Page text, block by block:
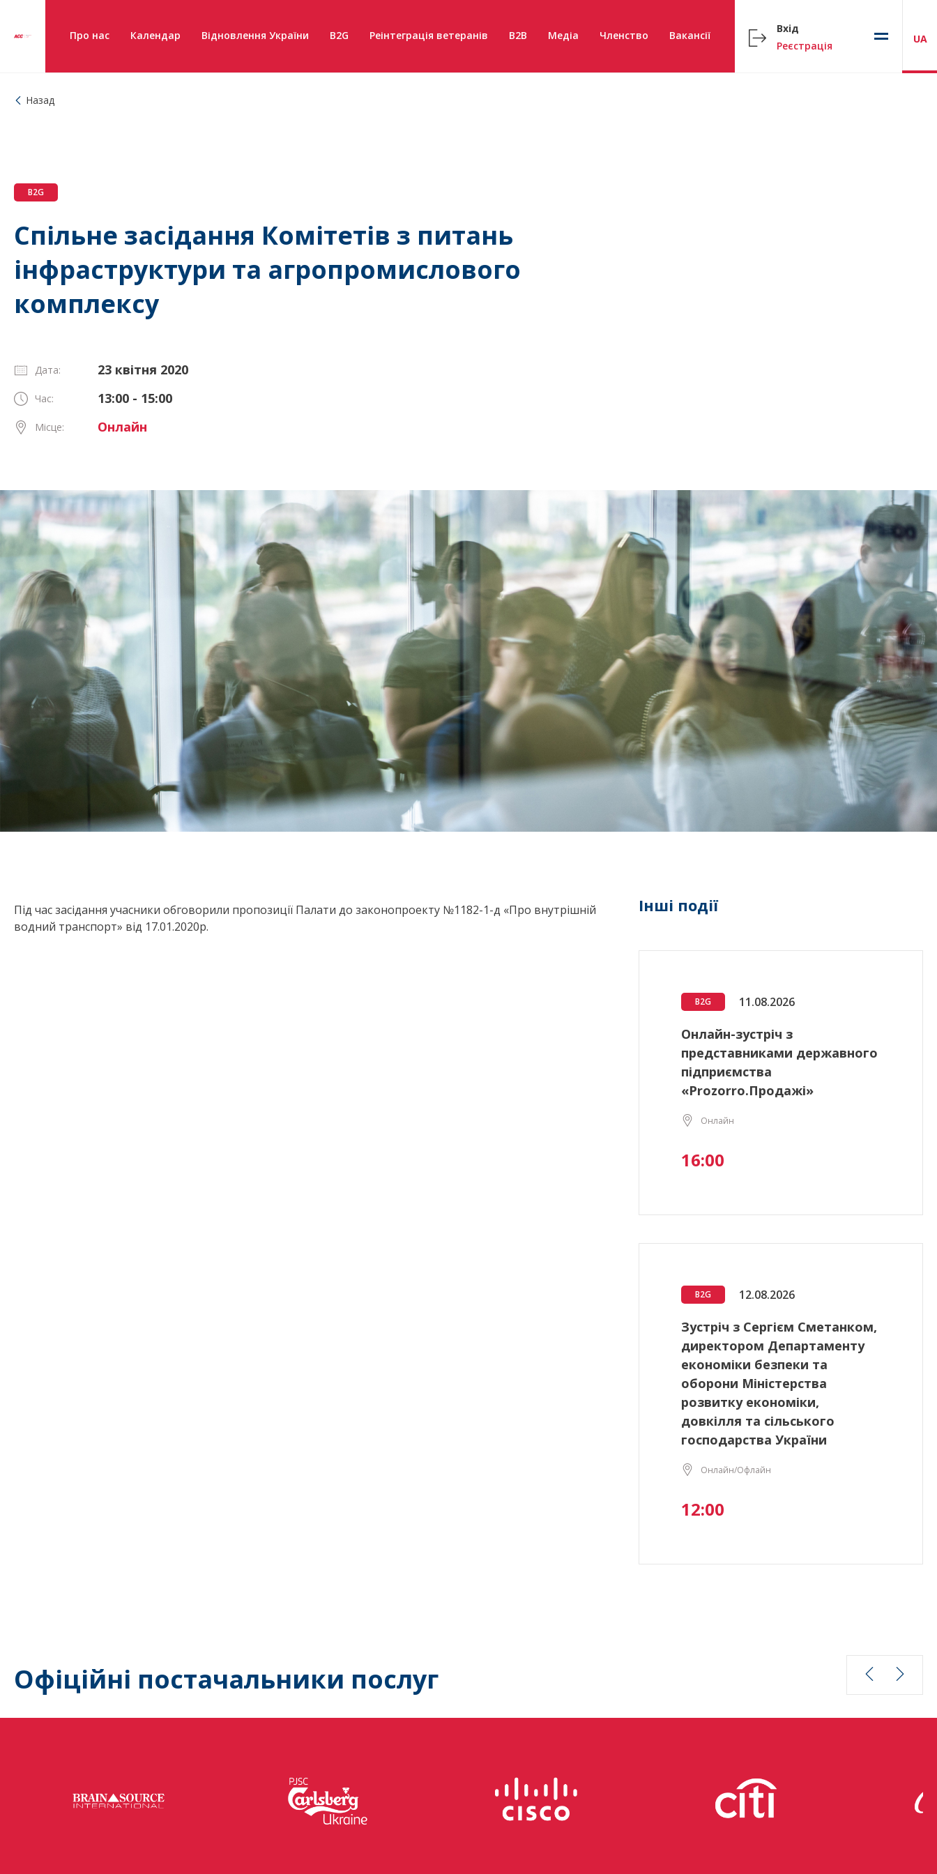
Про нас Календар Відновлення України B2G Реінтеграція ветеранів B2B Медіа Членство Вакансії
Вхід
Реєстрація
UA
Назад
B2G
Спільне засідання Комітетів з питань
інфраструктури та агропромислового
комплексу
Дата: 23 квітня 2020
Час: 13:00 - 15:00
Місце: Онлайн
Під час засідання учасники обговорили пропозиції Палати до законопроекту №1182-1-д «Про внутрішній
водний транспорт» від 17.01.2020р.
Інші події
B2G 11.08.2026
Онлайн-зустріч з
представниками державного
підприємства
«Prozorro.Продажі»
Онлайн
16:00
B2G 12.08.2026
Зустріч з Сергієм Сметанком,
директором Департаменту
економіки безпеки та
оборони Міністерства
розвитку економіки,
довкілля та сільського
господарства України
Онлайн/Офлайн
12:00
Офіційні постачальники послуг